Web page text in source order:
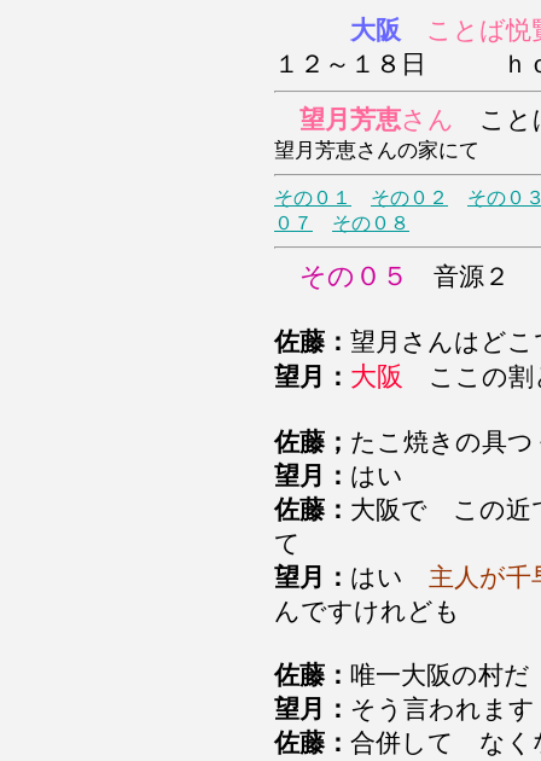
大阪
ことば悦
１２～１８日 ｈ
望月芳恵さん こ
望月芳恵さんの家にて
その０１ その０２
その０
０７
その０８
その０５ 音源２
佐藤： 望月さんはど
望月： 大阪 ここの
佐藤； たこ焼きの具
望月： はい
佐藤： 大阪で この近
て
望月： はい 主人が千
んですけれども
佐藤： 唯一大阪の村
望月： そう言われま
佐藤： 合併して なく